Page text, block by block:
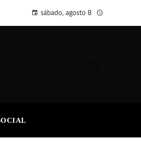
sábado, agosto 8